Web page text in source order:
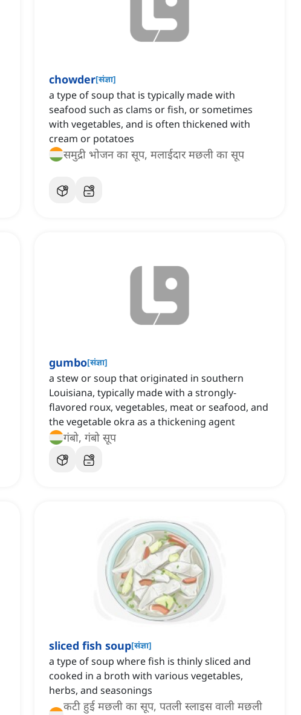
chowder[संज्ञा]
a type of soup that is typically made with
seafood such as clams or fish, or sometimes
with vegetables, and is often thickened with
cream or potatoes
समुद्री भोजन का सूप, मलाईदार मछली का सूप
gumbo[संज्ञा]
a stew or soup that originated in southern
Louisiana, typically made with a strongly-
flavored roux, vegetables, meat or seafood, and
the vegetable okra as a thickening agent
गंबो, गंबो सूप
sliced fish soup[संज्ञा]
a type of soup where fish is thinly sliced and
cooked in a broth with various vegetables,
herbs, and seasonings
कटी हुई मछली का सूप, पतली स्लाइस वाली मछली